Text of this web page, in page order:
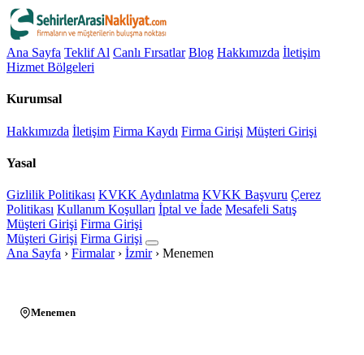
Ana Sayfa Teklif Al Canlı Fırsatlar Blog Hakkımızda İletişim
Hizmet Bölgeleri
Kurumsal
Hakkımızda İletişim Firma Kaydı Firma Girişi Müşteri Girişi
Yasal
Gizlilik Politikası KVKK Aydınlatma KVKK Başvuru Çerez
Politikası Kullanım Koşulları İptal ve İade Mesafeli Satış
Müşteri Girişi Firma Girişi
Müşteri Girişi Firma Girişi
Ana Sayfa › Firmalar › İzmir › Menemen
Menemen